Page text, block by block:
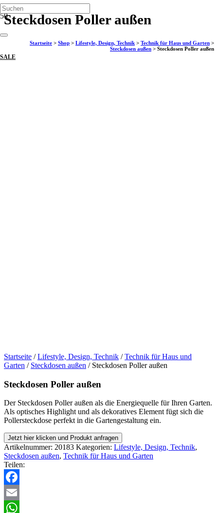
SALE
Steckdosen Poller außen
Startseite > Shop > Lifestyle, Design, Technik > Technik für Haus und Garten >
Steckdosen außen > Steckdosen Poller außen
Startseite /Lifestyle, Design, Technik /Technik für Haus und
Garten / Steckdosen außen / Steckdosen Poller außen
Steckdosen Poller außen
Der Steckdosen Poller außen als die Energiequelle für Ihren Garten.
Als optisches Highlight und als dekoratives Element fügt sich die
Pollersteckdose perfekt in die Gartengestaltung ein.
Jetzt hier klicken und Produkt anfragen
Artikelnummer: 20183 Kategorien: Lifestyle, Design, Technik,
Steckdosen außen, Technik für Haus und Garten
Teilen:
Facebook
Email